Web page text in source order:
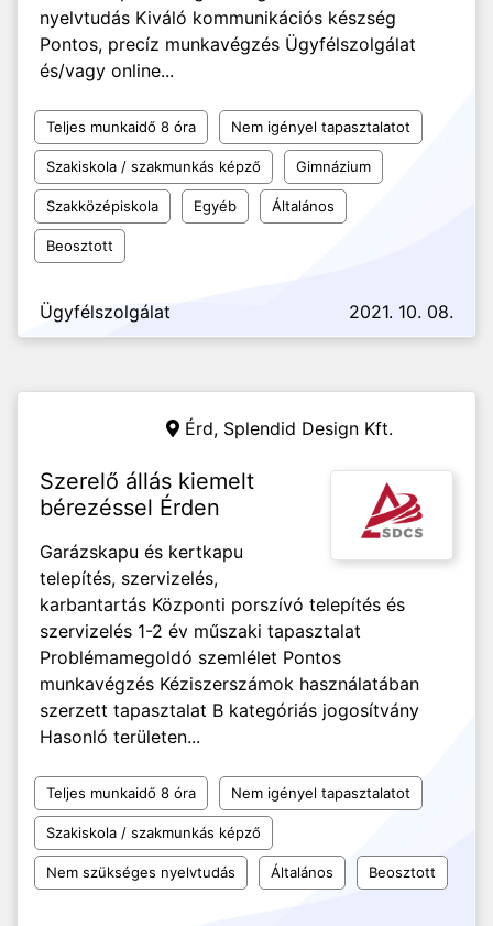
nyelvtudás Kiváló kommunikációs készség
Pontos, precíz munkavégzés Ügyfélszolgálat
és/vagy online...
Teljes munkaidő 8 óra Nem igényel tapasztalatot
Szakiskola / szakmunkás képző Gimnázium
Szakközépiskola Egyéb Általános
Beosztott
Ügyfélszolgálat 2021. 10. 08.
Érd, Splendid Design Kft.
Szerelő állás kiemelt
bérezéssel Érden
Garázskapu és kertkapu
telepítés, szervizelés,
karbantartás Központi porszívó telepítés és
szervizelés 1-2 év műszaki tapasztalat
Problémamegoldó szemlélet Pontos
munkavégzés Kéziszerszámok használatában
szerzett tapasztalat B kategóriás jogosítvány
Hasonló területen...
Teljes munkaidő 8 óra Nem igényel tapasztalatot
Szakiskola / szakmunkás képző
Nem szükséges nyelvtudás Általános Beosztott